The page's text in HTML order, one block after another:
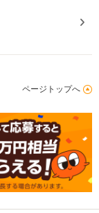
ページトップへ